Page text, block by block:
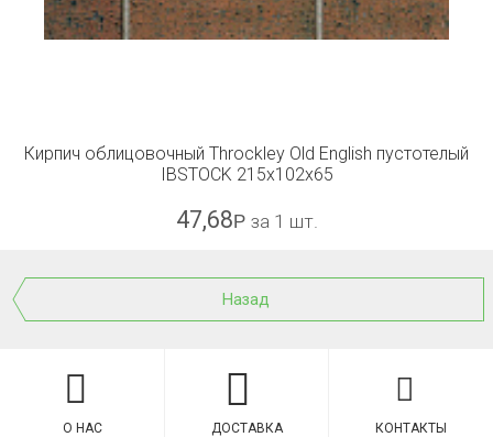
Кирпич облицовочный Throckley Old English пустотелый
IBSTOCK 215x102x65
47,68Р за 1 шт.
Назад
О НАС ДОСТАВКА КОНТАКТЫ